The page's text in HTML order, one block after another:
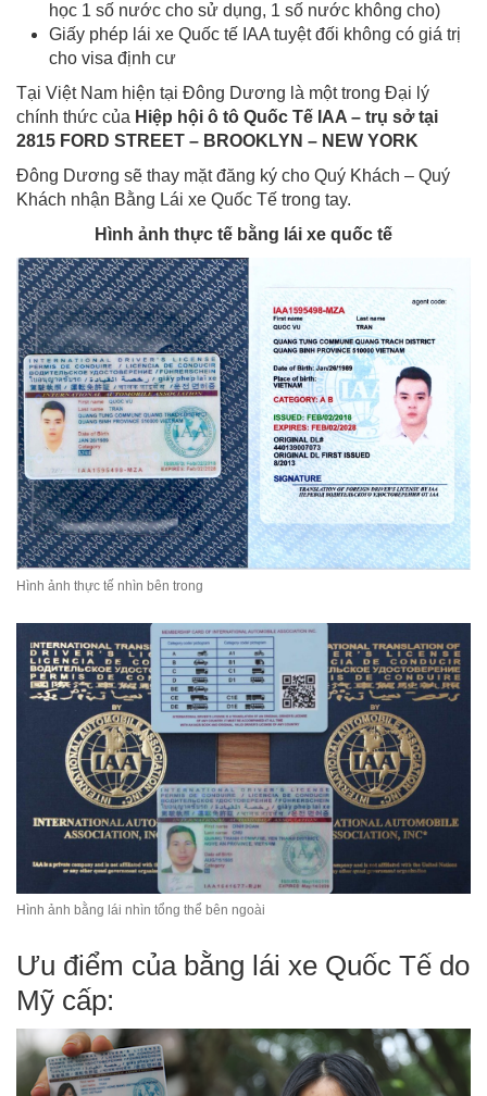
học 1 số nước cho sử dụng, 1 số nước không cho)
Giấy phép lái xe Quốc tế IAA tuyệt đối không có giá trị
cho visa định cư
Tại Việt Nam hiện tại Đông Dương là một trong Đại lý
chính thức của Hiệp hội ô tô Quốc Tế IAA – trụ sở tại
2815 FORD STREET – BROOKLYN – NEW YORK
Đông Dương sẽ thay mặt đăng ký cho Quý Khách – Quý
Khách nhận Bằng Lái xe Quốc Tế trong tay.
Hình ảnh thực tế bằng lái xe quốc tế
Hình ảnh thực tế nhìn bên trong
Hình ảnh bằng lái nhìn tổng thể bên ngoài
Ưu điểm của bằng lái xe Quốc Tế do
Mỹ cấp: